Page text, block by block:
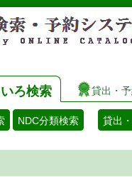
ろ検索 貸出・
NDC分類検索 貸出